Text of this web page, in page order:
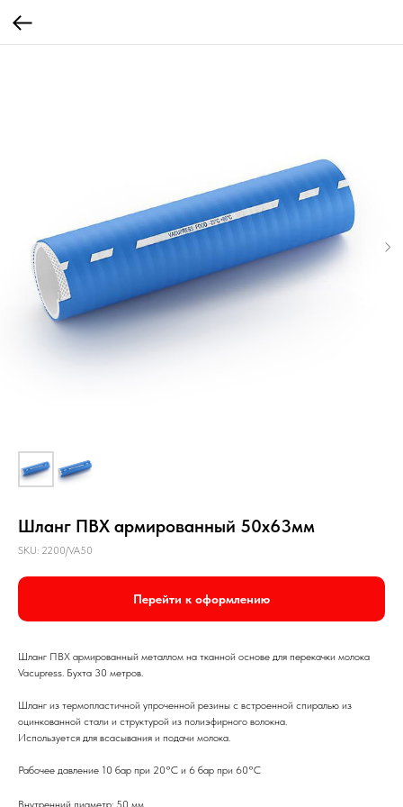
Шланг ПВХ армированный 50x63мм
SKU: 2200/VA50
Перейти к оформлению
Шланг ПВХ армированный металлом на тканной основе для перекачки молока
Vacupress. Бухта 30 метров.
Шланг из термопластичной упроченной резины с встроенной спиралью из
оцинкованной стали и структурой из полиэфирного волокна.
Используется для всасывания и подачи молока.
Рабочее давление 10 бар при 20°C и 6 бар при 60°C
Внутренний диаметр: 50 мм